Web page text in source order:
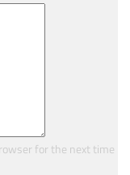
for the next time